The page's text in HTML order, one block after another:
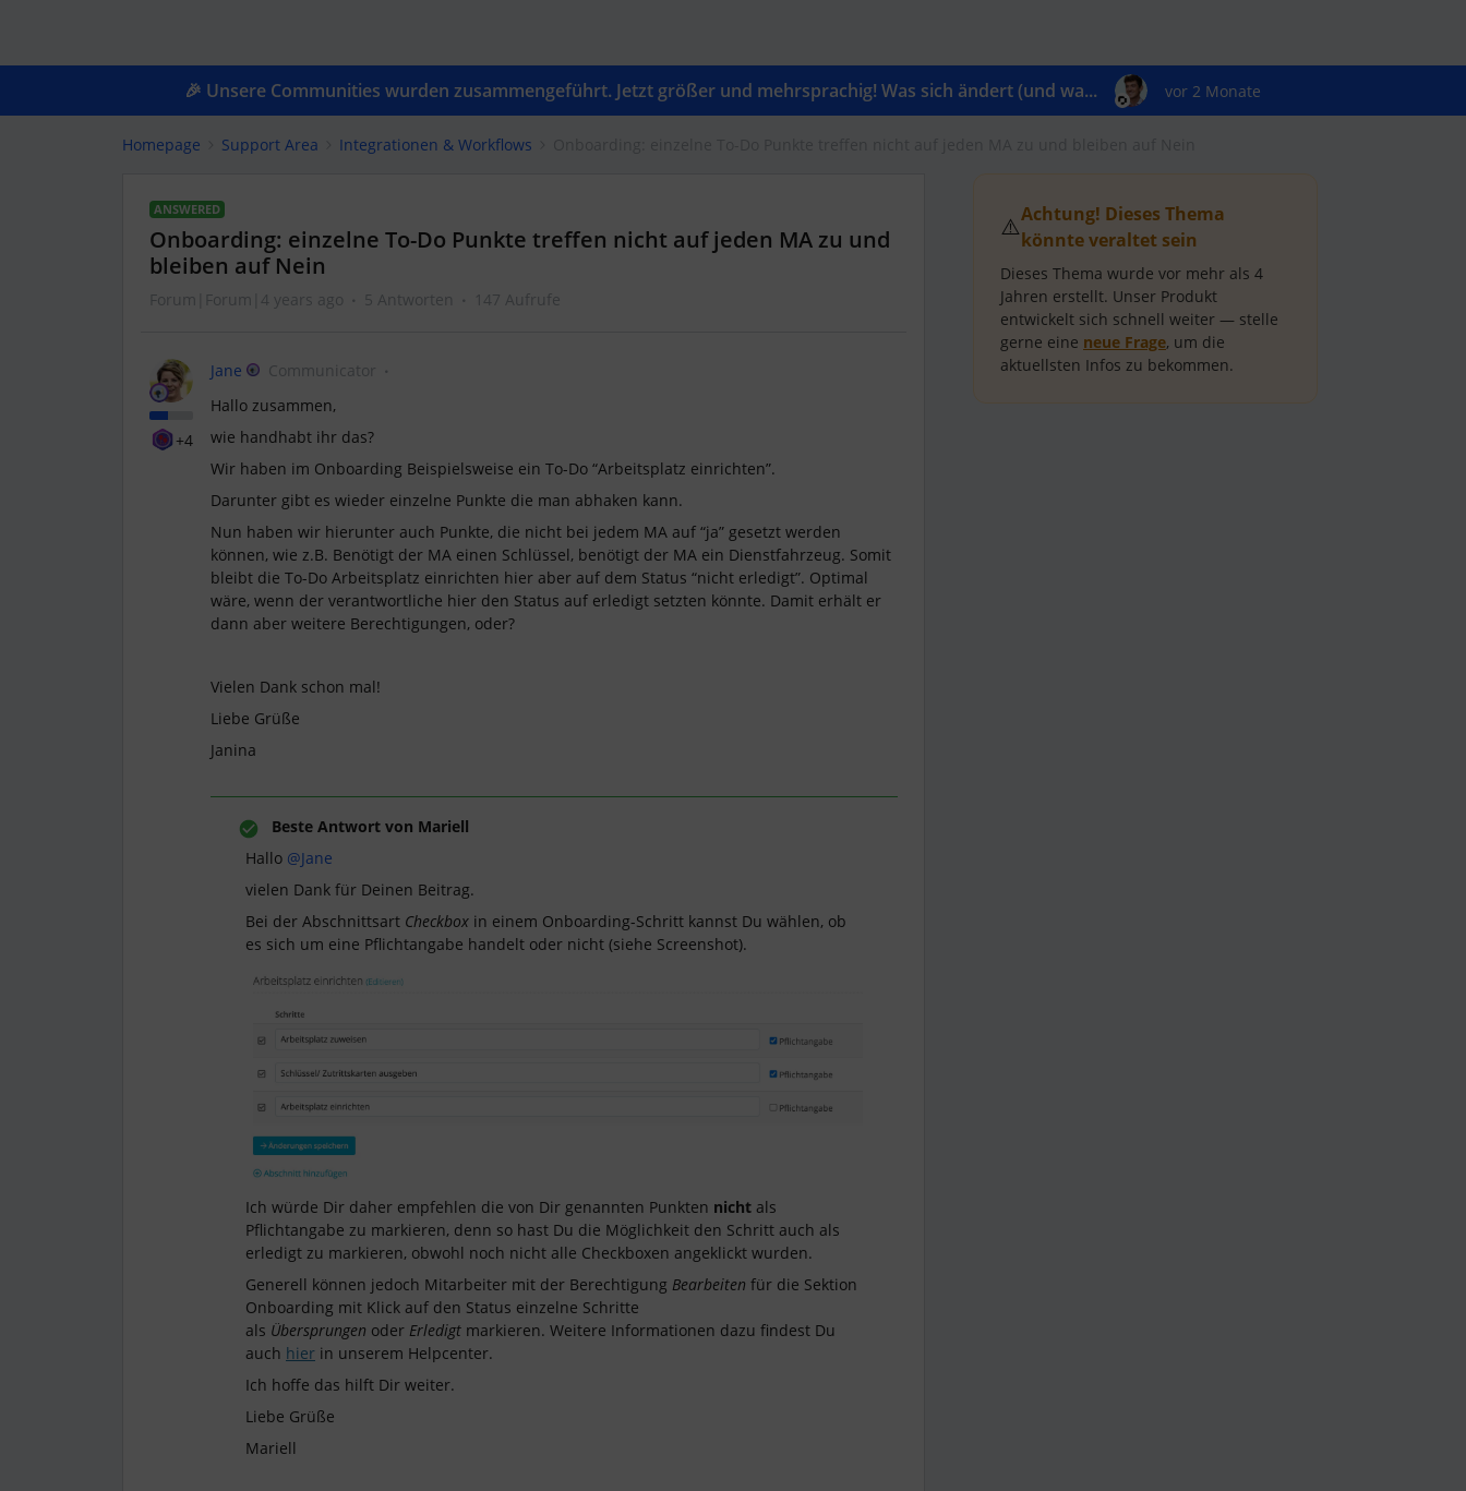
🎉 Unsere Communities wurden zusammengeführt. Jetzt größer und mehrsprachig! Was sich ändert (und wa... vor 2 Monate
Homepage Support Area Integrationen & Workflows
ANSWERED
Onboarding: einzelne To-Do Punkte treffen nicht auf jeden MA zu und
bleiben auf Nein
Forum|Forum|4 years ago 5 Antworten 147 Aufrufe
+4
Jane
Communicator
Hallo zusammen,
wie handhabt ihr das?
Wir haben im Onboarding Beispielsweise ein To-Do “Arbeitsplatz einrichten”.
Darunter gibt es wieder einzelne Punkte die man abhaken kann.
Nun haben wir hierunter auch Punkte, die nicht bei jedem MA auf “ja” gesetzt werden
können, wie z.B. Benötigt der MA einen Schlüssel, benötigt der MA ein Dienstfahrzeug. Somit
bleibt die To-Do Arbeitsplatz einrichten hier aber auf dem Status “nicht erledigt”. Optimal
wäre, wenn der verantwortliche hier den Status auf erledigt setzten könnte. Damit erhält er
dann aber weitere Berechtigungen, oder?
Vielen Dank schon mal!
Liebe Grüße
Janina
Beste Antwort von Mariell
Hallo @Jane
vielen Dank für Deinen Beitrag.
Bei der Abschnittsart Checkbox in einem Onboarding-Schritt kannst Du wählen, ob
es sich um eine Pflichtangabe handelt oder nicht (siehe Screenshot).
Ich würde Dir daher empfehlen die von Dir genannten Punkten nicht als
Pflichtangabe zu markieren, denn so hast Du die Möglichkeit den Schritt auch als
erledigt zu markieren, obwohl noch nicht alle Checkboxen angeklickt wurden.
Generell können jedoch Mitarbeiter mit der Berechtigung Bearbeiten für die Sektion
Onboarding mit Klick auf den Status einzelne Schritte
als Übersprungen oder Erledigt markieren. Weitere Informationen dazu findest Du
auch hier in unserem Helpcenter.
Ich hoffe das hilft Dir weiter.
Liebe Grüße
Mariell
⚠️Achtung! Dieses Thema
könnte veraltet sein
Dieses Thema wurde vor mehr als 4
Jahren erstellt. Unser Produkt
entwickelt sich schnell weiter — stelle
gerne eine neue Frage, um die
aktuellsten Infos zu bekommen.